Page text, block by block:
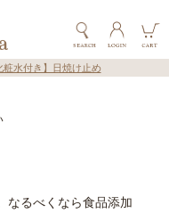
粧水付き】日焼け止め
なるべくなら食品添加